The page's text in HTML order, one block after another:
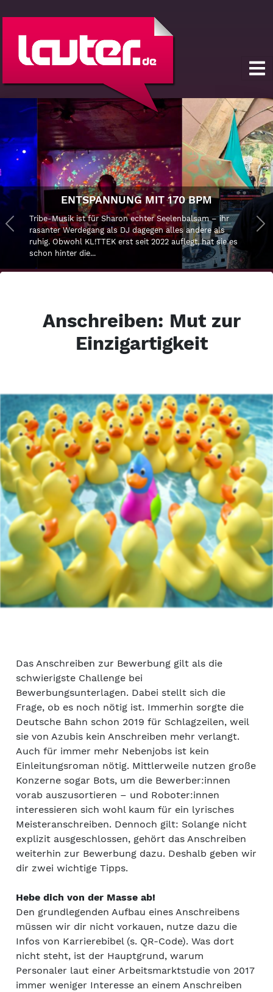
ENTSPANNUNG MIT 170 BPM
Tribe-Musik ist für Sharon echter Seelenbalsam – ihr
rasanter Werdegang als DJ dagegen alles andere als
ruhig. Obwohl KL!TTEK erst seit 2022 auflegt, hat sie es
schon hinter die...
Previous
Anschreiben: Mut zur
Einzigartigkeit
Das Anschreiben zur Bewerbung gilt als die
schwierigste Challenge bei
Bewerbungsunterlagen. Dabei stellt sich die
Frage, ob es noch nötig ist. Immerhin sorgte die
Deutsche Bahn schon 2019 für Schlagzeilen, weil
sie von Azubis kein Anschreiben mehr verlangt.
Auch für immer mehr Nebenjobs ist kein
Einleitungsroman nötig. Mittlerweile nutzen große
Konzerne sogar Bots, um die Bewerber:innen
vorab auszusortieren – und Roboter:innen
interessieren sich wohl kaum für ein lyrisches
Meisteranschreiben. Dennoch gilt: Solange nicht
explizit ausgeschlossen, gehört das Anschreiben
weiterhin zur Bewerbung dazu. Deshalb geben wir
dir zwei wichtige Tipps.
Hebe dich von der Masse ab!
Den grundlegenden Aufbau eines Anschreibens
müssen wir dir nicht vorkauen, nutze dazu die
Infos von Karrierebibel (s. QR-Code). Was dort
nicht steht, ist der Hauptgrund, warum
Personaler laut einer Arbeitsmarktstudie von 2017
immer weniger Interesse an einem Anschreiben